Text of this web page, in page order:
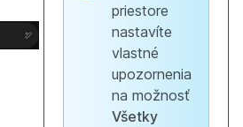
priestore
nastavíte
vlastné
upozornenia
na možnosť
Všetky